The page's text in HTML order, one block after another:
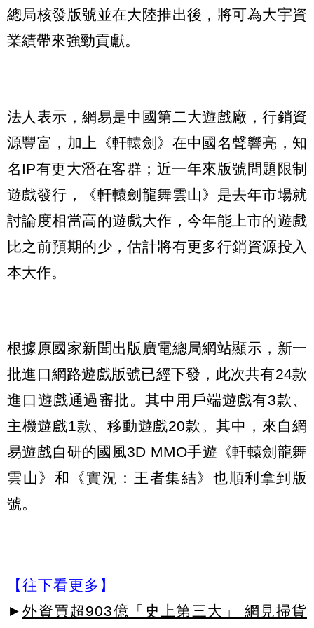
總局核發版號並在大陸推出後，將可為大宇資
業績帶來強勁貢獻。
法人表示，網易是中國第二大遊戲廠，行銷資
源豐富，加上《軒轅劍》在中國名聲響亮，知
名IP有更大潛在客群；近一年來版號問題限制
遊戲發行，《軒轅劍龍舞雲山》是去年市場就
討論度相當高的遊戲大作，今年能上市的遊戲
比之前預期的少，估計將有更多行銷資源投入
本大作。
根據原國家新聞出版廣電總局網站顯示，新一
批進口網路遊戲版號已經下發，此次共有24款
進口遊戲通過審批。其中用戶端遊戲有3款、
主機遊戲1款、移動遊戲20款。其中，來自網
易遊戲自研的國風3D MMO手遊《軒轅劍龍舞
雲山》和《實況：王者集結》也順利拿到版
號。
【往下看更多】
► 外資買超903億「史上第三大」 網見掃貨